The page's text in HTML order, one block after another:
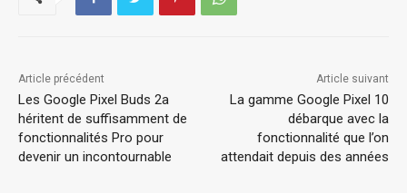
Article précédent
Les Google Pixel Buds 2a
héritent de suffisamment de
fonctionnalités Pro pour
devenir un incontournable
Article suivant
La gamme Google Pixel 10
débarque avec la
fonctionnalité que l’on
attendait depuis des années